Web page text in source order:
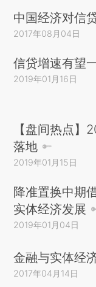
中国经济对信
2017年08月04日
信贷增速有望
2019年01月16日
【盘间热点】
落地
2019年01月15日
降准置换中期
实体经济发展
2019年01月04日
金融与实体经
2017年04月14日